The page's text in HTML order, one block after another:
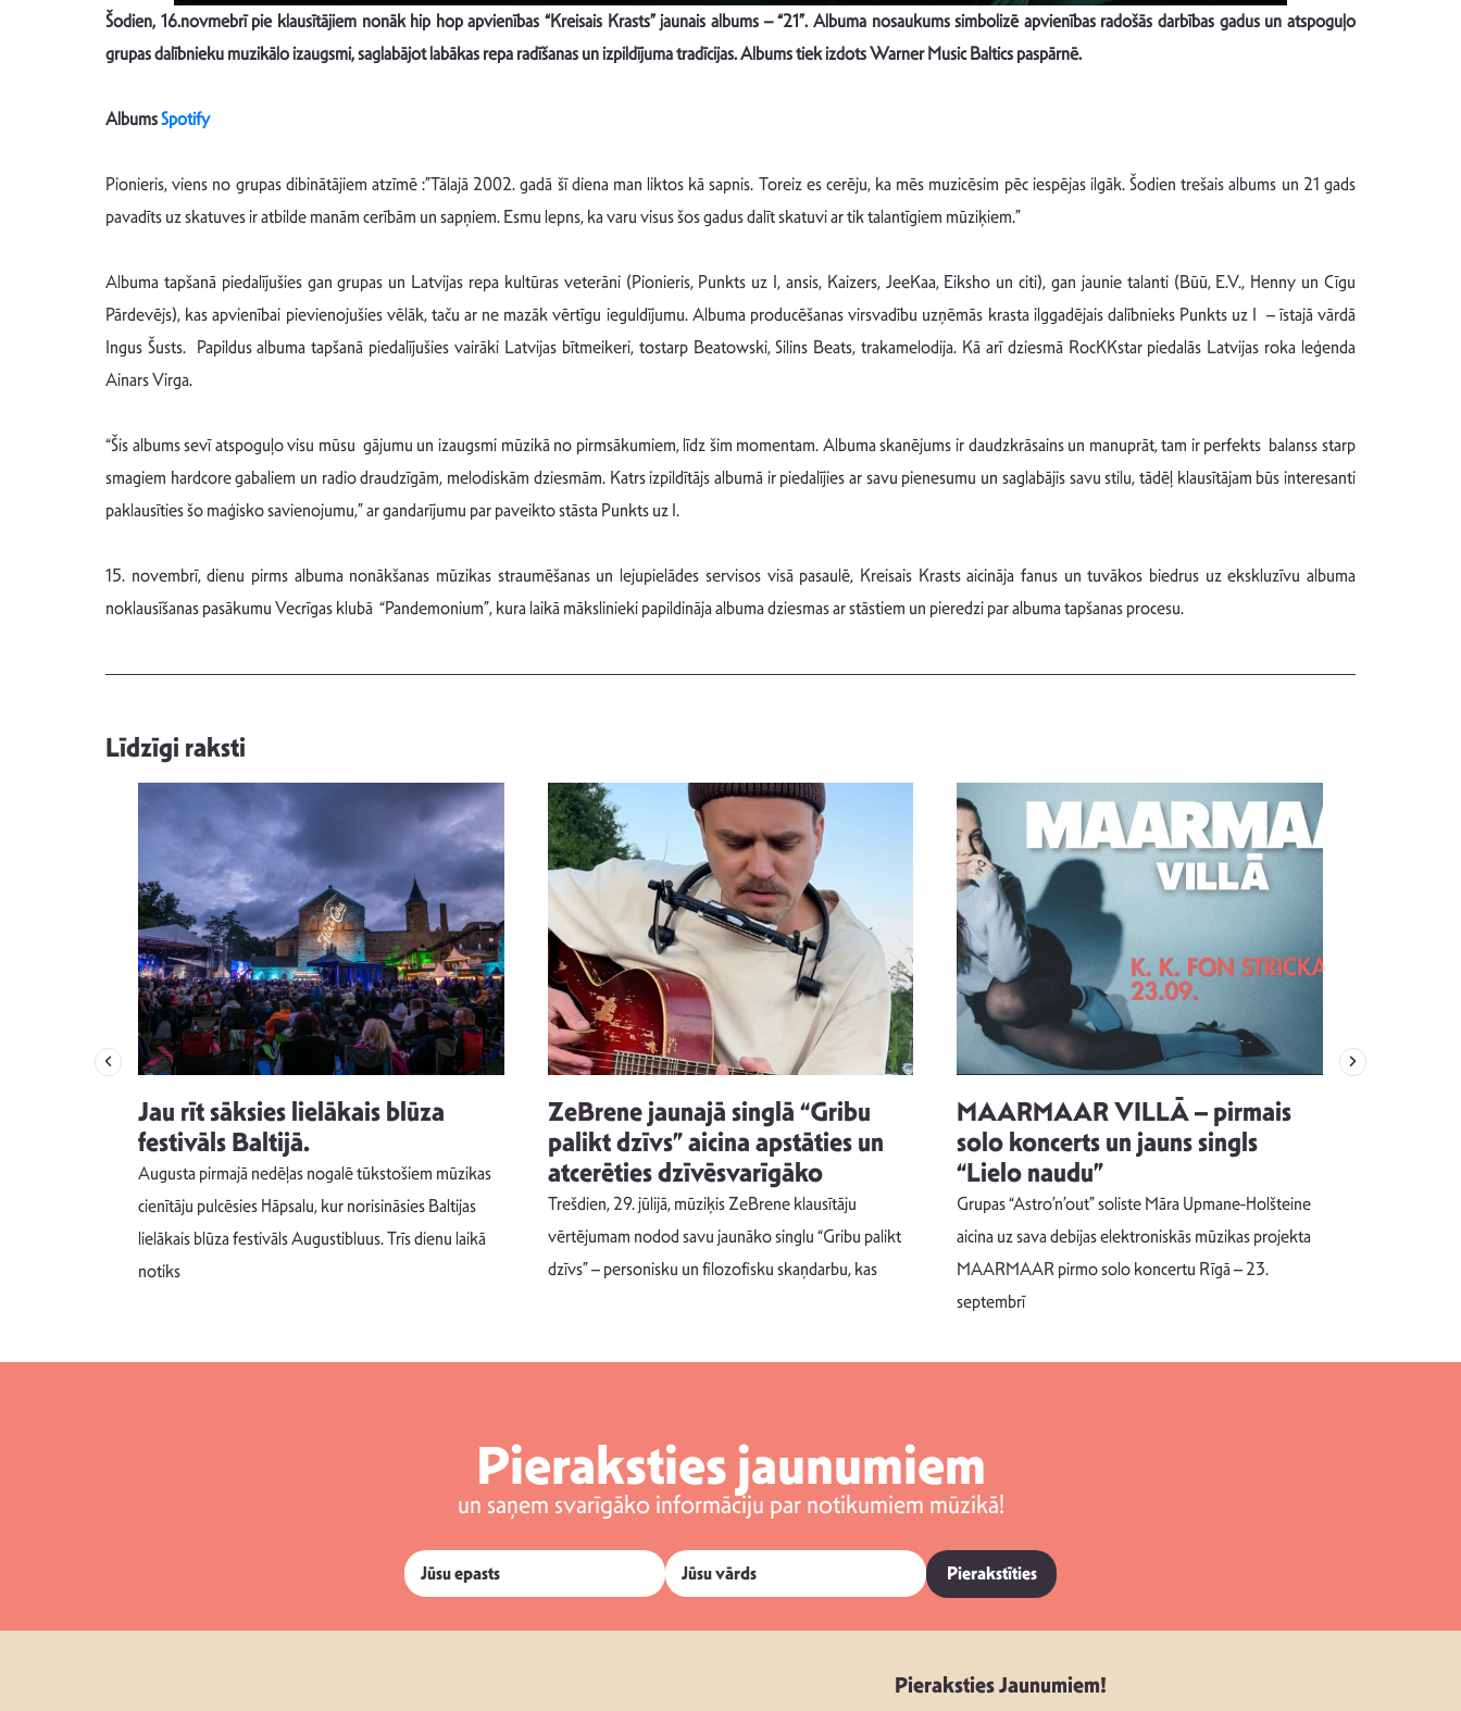
Šodien, 16.novmebrī pie klausītājiem nonāk hip hop apvienības “Kreisais Krasts” jaunais albums – “21”. Albuma nosaukums simbolizē apvienības radošās darbības gadus un atspoguļo
grupas dalībnieku muzikālo izaugsmi, saglabājot labākas repa radīšanas un izpildījuma tradīcijas. Albums tiek izdots Warner Music Baltics paspārnē.
AlbumsSpotify
Pionieris, viens no grupas dibinātājiem atzīmē :”Tālajā 2002. gadā šī diena man liktos kā sapnis. Toreiz es cerēju, ka mēs muzicēsim pēc iespējas ilgāk. Šodien trešais albums un 21 gads
pavadīts uz skatuves ir atbilde manām cerībām un sapņiem. Esmu lepns, ka varu visus šos gadus dalīt skatuvi ar tik talantīgiem mūziķiem.”
Albuma tapšanā piedalījušies gan grupas un Latvijas repa kultūras veterāni (Pionieris, Punkts uz I, ansis, Kaizers, JeeKaa, Eiksho un citi), gan jaunie talanti (Būū, E.V., Henny un Cīgu
Pārdevējs), kas apvienībai pievienojušies vēlāk, taču ar ne mazāk vērtīgu ieguldījumu. Albuma producēšanas virsvadību uzņēmās krasta ilggadējais dalībnieks Punkts uz I – īstajā vārdā
Ingus Šusts. Papildus albuma tapšanā piedalījušies vairāki Latvijas bītmeikeri, tostarp Beatowski, Silins Beats, trakamelodija. Kā arī dziesmā RocKKstar piedalās Latvijas roka leģenda
Ainars Virga.
“Šis albums sevī atspoguļo visu mūsu gājumu un izaugsmi mūzikā no pirmsākumiem, līdz šim momentam. Albuma skanējums ir daudzkrāsains un manuprāt, tam ir perfekts balanss starp
smagiem hardcore gabaliem un radio draudzīgām, melodiskām dziesmām. Katrs izpildītājs albumā ir piedalījies ar savu pienesumu un saglabājis savu stilu, tādēļ klausītājam būs interesanti
paklausīties šo maģisko savienojumu,” ar gandarījumu par paveikto stāsta Punkts uz I.
15. novembrī, dienu pirms albuma nonākšanas mūzikas straumēšanas un lejupielādes servisos visā pasaulē, Kreisais Krasts aicināja fanus un tuvākos biedrus uz ekskluzīvu albuma
noklausīšanas pasākumu Vecrīgas klubā “Pandemonium”, kura laikā mākslinieki papildināja albuma dziesmas ar stāstiem un pieredzi par albuma tapšanas procesu.
Līdzīgi raksti
Jau rīt sāksies lielākais blūza
festivāls Baltijā.
Augusta pirmajā nedēļas nogalē tūkstošiem mūzikas
cienītāju pulcēsies Hāpsalu, kur norisināsies Baltijas
lielākais blūza festivāls Augustibluus. Trīs dienu laikā
notiks
ZeBrene jaunajā singlā “Gribu
palikt dzīvs” aicina apstāties un
atcerēties dzīvēsvarīgāko
Trešdien, 29. jūlijā, mūziķis ZeBrene klausītāju
vērtējumam nodod savu jaunāko singlu “Gribu palikt
dzīvs” – personisku un filozofisku skaņdarbu, kas
MAARMAAR VILLĀ – pirmais
solo koncerts un jauns singls
“Lielo naudu”
Grupas “Astro’n’out” soliste Māra Upmane-Holšteine
aicina uz sava debijas elektroniskās mūzikas projekta
MAARMAAR pirmo solo koncertu Rīgā – 23.
septembrī
Pieraksties jaunumiem
un saņem svarīgāko informāciju par notikumiem mūzikā!
Pierakstīties
Pieraksties Jaunumiem!